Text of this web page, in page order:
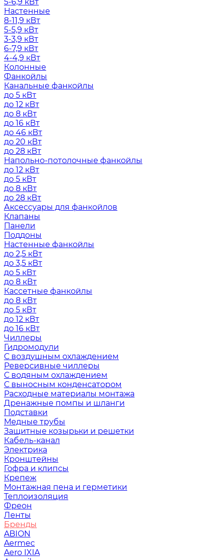
Настенные
8-11,9 кВт
5-5,9 кВт
3-3,9 кВт
6-7,9 кВт
4-4,9 кВт
Колонные
Фанкойлы
Канальные фанкойлы
до 5 кВт
до 12 кВт
до 8 кВт
до 16 кВт
до 46 кВт
до 20 кВт
до 28 кВт
Напольно-потолочные фанкойлы
до 12 кВт
до 5 кВт
до 8 кВт
до 28 кВт
Аксессуары для фанкойлов
Клапаны
Панели
Поддоны
Настенные фанкойлы
до 2,5 кВт
до 3,5 кВт
до 5 кВт
до 8 кВт
Кассетные фанкойлы
до 8 кВт
до 5 кВт
до 12 кВт
до 16 кВт
Чиллеры
Гидромодули
С воздушным охлаждением
Реверсивные чиллеры
С водяным охлаждением
С выносным конденсатором
Расходные материалы монтажа
Дренажные помпы и шланги
Подставки
Медные трубы
Защитные козырьки и решетки
Кабель-канал
Электрика
Кронштейны
Гофра и клипсы
Крепеж
Монтажная пена и герметики
Теплоизоляция
Фреон
Ленты
Бренды
ABION
Aermec
Aero IXIA